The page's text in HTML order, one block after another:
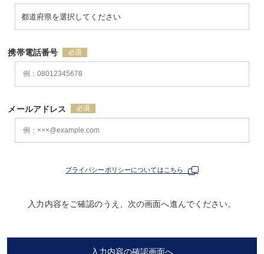
携帯電話番号
メールアドレス
プライバシーポリシーについてはこちら
入力内容をご確認のうえ、次の画面へ進んでください。